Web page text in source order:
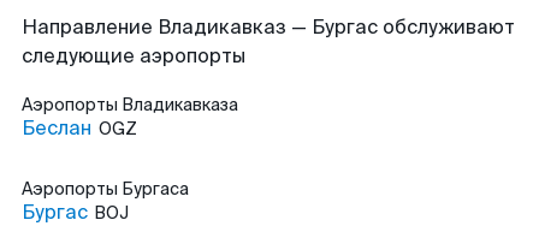
Направление Владикавказ — Бургас обслуживают
следующие аэропорты
Аэропорты Владикавказа
Беслан OGZ
Аэропорты Бургаса
Бургас BOJ